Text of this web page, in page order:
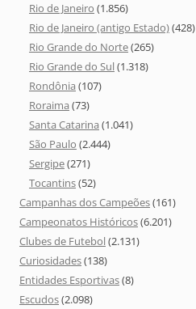
Rio de Janeiro (1.856)
Rio de Janeiro (antigo Estado)(428)
Rio Grande do Norte(265)
Rio Grande do Sul(1.318)
Rondônia (107)
Roraima (73)
Santa Catarina (1.041)
São Paulo (2.444)
Sergipe(271)
Tocantins(52)
Campanhas dos Campeões(161)
Campeonatos Históricos(6.201)
Clubes de Futebol(2.131)
Curiosidades(138)
Entidades Esportivas(8)
Escudos(2.098)